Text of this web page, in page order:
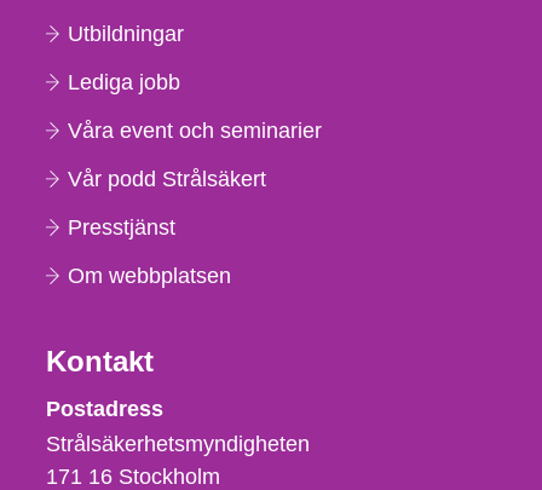
Utbildningar
Lediga jobb
Våra event och seminarier
Vår podd Strålsäkert
Presstjänst
Om webbplatsen
Kontakt
Strålsäkerhetsmyndigheten
Postadress
Strålsäkerhetsmyndigheten
171 16 Stockholm